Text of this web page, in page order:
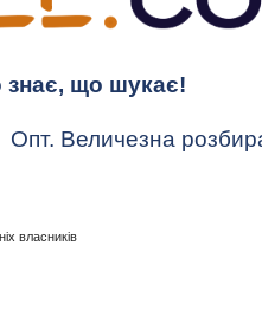
знає, що шукає!
Опт. Величезна
власників